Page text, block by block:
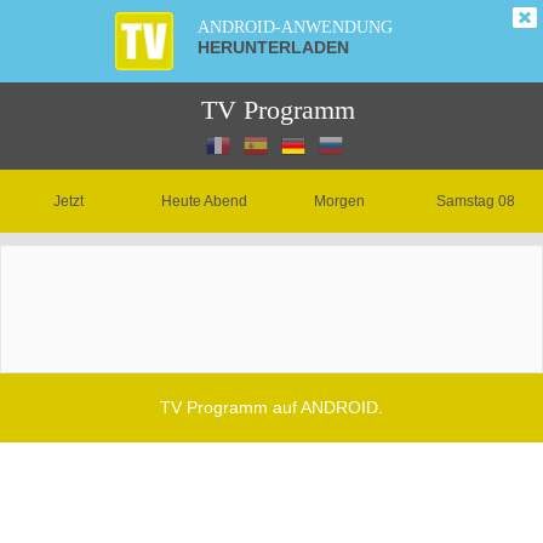
ANDROID-ANWENDUNG
HERUNTERLADEN
TV Programm
Jetzt Heute Abend Morgen Samstag 08
TV Programm auf ANDROID.